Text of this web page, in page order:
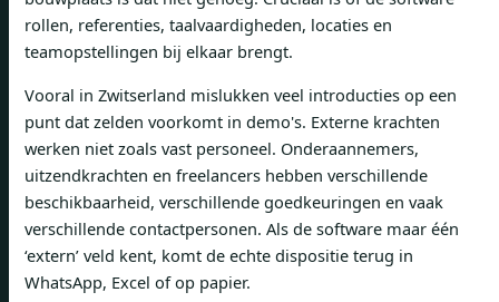
rollen, referenties, taalvaardigheden, locaties en
teamopstellingen bij elkaar brengt.
Vooral in Zwitserland mislukken veel introducties op een
punt dat zelden voorkomt in demo's. Externe krachten
werken niet zoals vast personeel. Onderaannemers,
uitzendkrachten en freelancers hebben verschillende
beschikbaarheid, verschillende goedkeuringen en vaak
verschillende contactpersonen. Als de software maar één
‘extern’ veld kent, komt de echte dispositie terug in
WhatsApp, Excel of op papier.